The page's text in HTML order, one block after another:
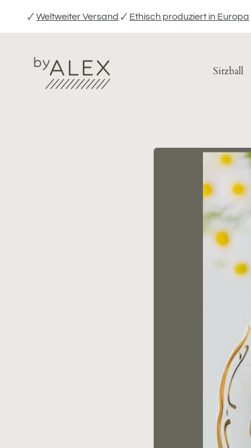
Inhalt
🗸 Weltweiter Versand 🗸 Ethisch produziert in Europa
Sitzball